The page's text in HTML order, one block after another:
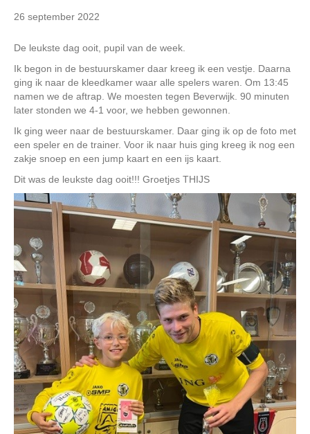
26 september 2022
De leukste dag ooit, pupil van de week.
Ik begon in de bestuurskamer daar kreeg ik een vestje. Daarna
ging ik naar de kleedkamer waar alle spelers waren. Om 13:45
namen we de aftrap. We moesten tegen Beverwijk. 90 minuten
later stonden we 4-1 voor, we hebben gewonnen.
Ik ging weer naar de bestuurskamer. Daar ging ik op de foto met
een speler en de trainer. Voor ik naar huis ging kreeg ik nog een
zakje snoep en een jump kaart en een ijs kaart.
Dit was de leukste dag ooit!!! Groetjes THIJS